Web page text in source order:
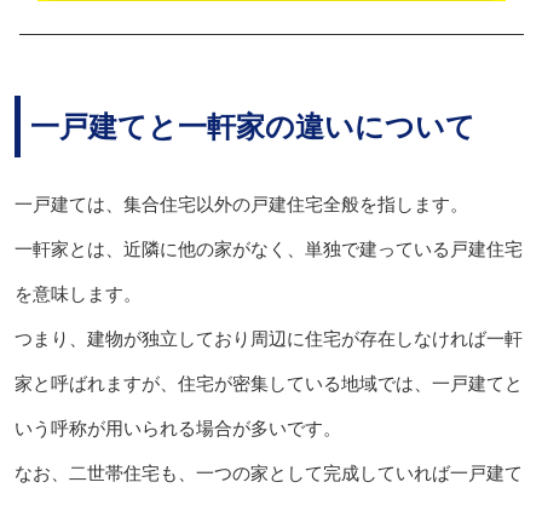
一戸建てと一軒家の違いについて
一戸建ては、集合住宅以外の戸建住宅全般を指します。
一軒家とは、近隣に他の家がなく、単独で建っている戸建住宅
を意味します。
つまり、建物が独立しており周辺に住宅が存在しなければ一軒
家と呼ばれますが、住宅が密集している地域では、一戸建てと
いう呼称が用いられる場合が多いです。
なお、二世帯住宅も、一つの家として完成していれば一戸建て